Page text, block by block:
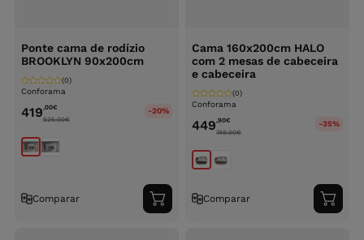
Ponte cama de rodízio
BROOKLYN 90x200cm
Conforama
(0)
419,00€
525.00€
-20%
Comparar
Adicionar
ao
Cama 160x200cm HALO
com 2 mesas de cabeceira
e cabeceira
Conforama
(0)
449,90€
749.00€
-35%
Comparar
ao